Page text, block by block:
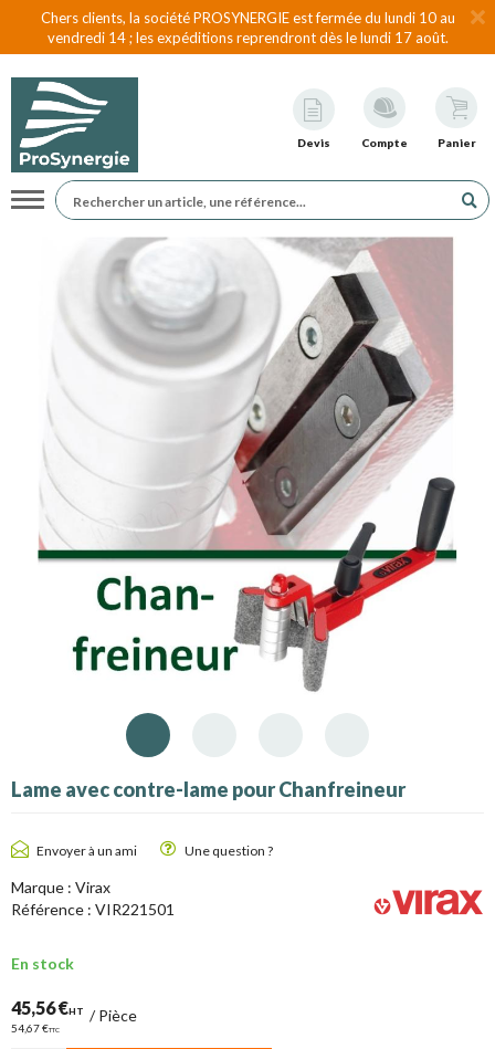
Chers clients, la société PROSYNERGIE est fermée du lundi 10 au
vendredi 14 ; les expéditions reprendront dès le lundi 17 août.
Devis Compte Panier
Navigation
Lame avec contre-lame pour Chanfreineur
Envoyer à un ami Une question ?
Marque : Virax
Référence : VIR221501
En stock
45,56 €HT
54,67 €TTC
/Pièce